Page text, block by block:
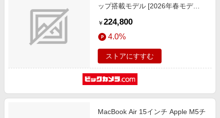
ップ搭載モデル [2026年春モデ
CPUと8コアGPU] スカイブルー
MDHH4J/A
￥ 224,800
4.0%
ストアにすすむ
MacBook Air 15インチ Apple M5チ